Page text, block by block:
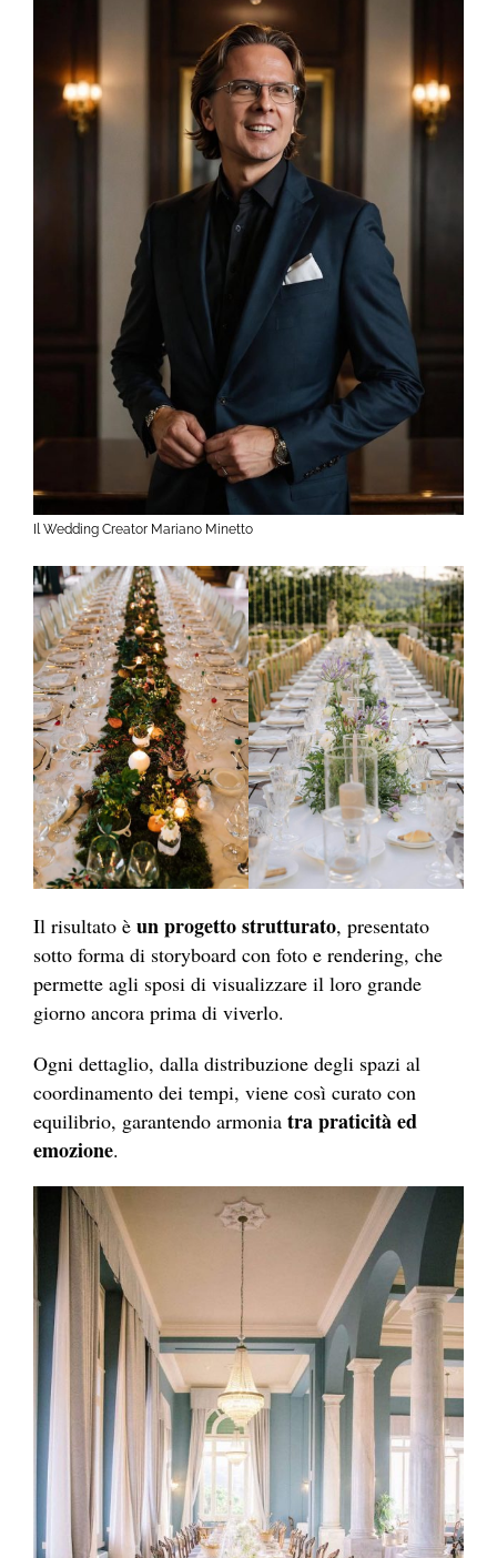
Il Wedding Creator Mariano Minetto
Il risultato è un progetto strutturato, presentato
sotto forma di storyboard con foto e rendering, che
permette agli sposi di visualizzare il loro grande
giorno ancora prima di viverlo.
Ogni dettaglio, dalla distribuzione degli spazi al
coordinamento dei tempi, viene così curato con
equilibrio, garantendo armonia tra praticità ed
emozione.